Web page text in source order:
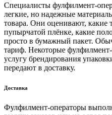
Специалисты фулфилмент-
легкие, но надежные
товара. Они оценивают, какие
пупырчатой плёнке, какие
просто в бумажный пакет.
тариф. Некоторые
услугу брендирования
передают в доставку.
Доставка
Фулфилмент-операторы